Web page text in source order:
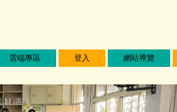
雲端專區 登入 網站導覽